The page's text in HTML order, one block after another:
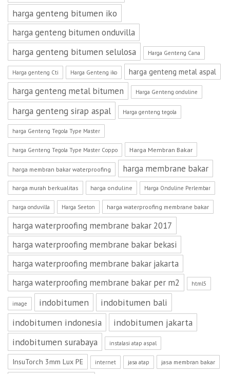
harga genteng bitumen iko
harga genteng bitumen onduvilla
harga genteng bitumen selulosa Harga Genteng Cana
Harga genteng Cti Harga Genteng iko harga genteng metal aspal
harga genteng metal bitumen Harga Genteng onduline
harga genteng sirap aspal Harga genteng tegola
harga Genteng Tegola Type Master
harga Genteng Tegola Type Master Coppo Harga Membran Bakar
harga membran bakar waterproofing harga membrane bakar
harga murah berkualitas harga onduline Harga Onduline Perlembar
harga onduvilla Harga Seeton harga waterproofing membrane bakar
harga waterproofing membrane bakar 2017
harga waterproofing membrane bakar bekasi
harga waterproofing membrane bakar jakarta
harga waterproofing membrane bakar per m2
html5
image indobitumen
indobitumen bali
indobitumen indonesia
indobitumen jakarta
indobitumen surabaya
instalasi atap aspal
InsuTorch 3mm Lux PE internet jasa atap jasa membran bakar